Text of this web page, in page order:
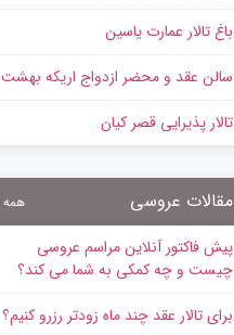
باغ تالار عمارت یاسین
سالن عقد و محضر ازدواج اریکه بهشت
تالار پذیرایی قصر کیان
مقالات عروسی همه
پیش‌ فاکتور آنلاین مراسم عروسی
چیست و چه کمکی به شما می کند؟
برای تالار عقد چند ماه زودتر رزرو کنیم؟